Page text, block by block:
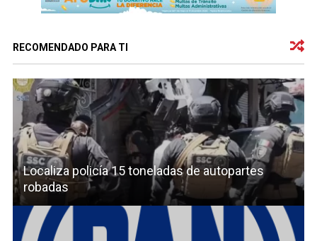
RECOMENDADO PARA TI
Localiza policía 15 toneladas de autopartes
robadas